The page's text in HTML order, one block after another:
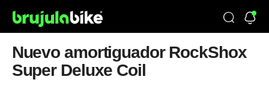
Nuevo amortiguador RockShox
Super Deluxe Coil